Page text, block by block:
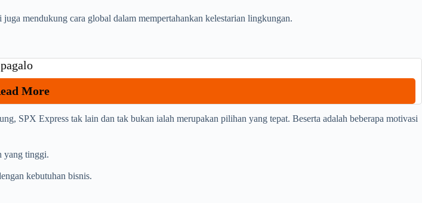
mendukung cara global dalam mempertahankan kelestarian lingkungan.
More
SPX Express tak lain dan tak bukan ialah merupakan pilihan yang tepat. Beserta adalah beberapa motivasi
yang tinggi.
kebutuhan bisnis.